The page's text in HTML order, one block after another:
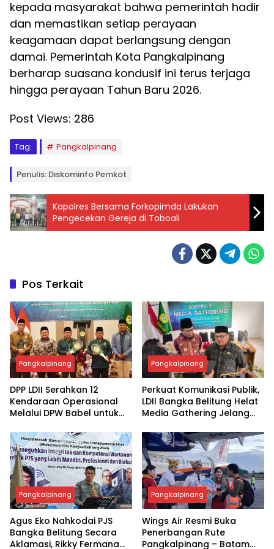
kepada masyarakat bahwa pemerintah hadir
dan memastikan setiap perayaan
keagamaan dapat berlangsung dengan
damai. Pemerintah Kota Pangkalpinang
berharap suasana kondusif ini terus terjaga
hingga perayaan Tahun Baru 2026.
Post Views: 286
Tag: Pangkalpinang
Penulis: Diskominfo Pemkot
Kapolres Bersama Forkopimda Lakukan
Pengecekan Gereja di Toboali
Pos Terkait
Pangkalpinang
DPP LDII Serahkan 12
Kendaraan Operasional
Melalui DPW Babel untuk
Organisasi
Pangkalpinang
Perkuat Komunikasi Publik,
LDII Bangka Belitung Helat
Media Gathering Jelang
Pangkalpinang
Agus Eko Nahkodai PJS
Bangka Belitung Secara
Aklamasi, Rikky Fermana
Pangkalpinang
Wings Air Resmi Buka
Penerbangan Rute
Pangkalpinang – Batam